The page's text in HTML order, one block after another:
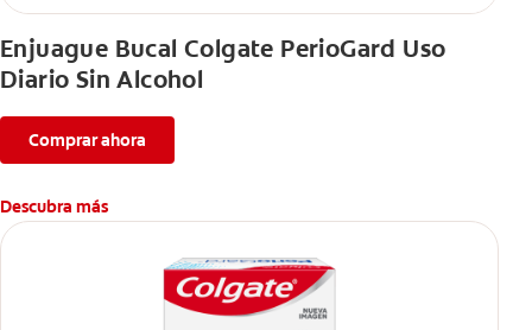
Enjuague Bucal Colgate PerioGard Uso
Diario Sin Alcohol
Comprar ahora
Descubra más